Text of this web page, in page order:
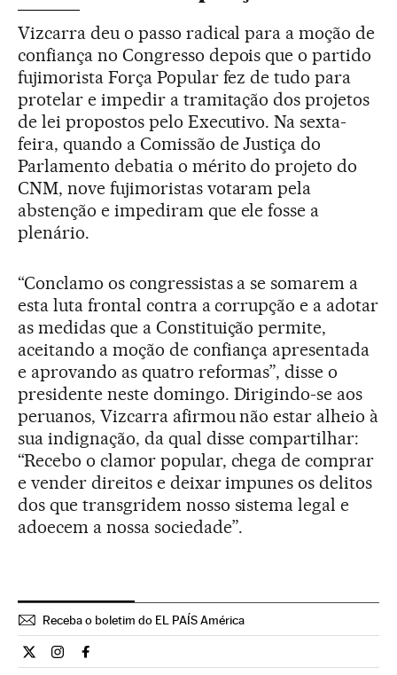
Vizcarra deu o passo radical para a moção de
confiança no Congresso depois que o partido
fujimorista Força Popular fez de tudo para
protelar e impedir a tramitação dos projetos
de lei propostos pelo Executivo. Na sexta-
feira, quando a Comissão de Justiça do
Parlamento debatia o mérito do projeto do
CNM, nove fujimoristas votaram pela
abstenção e impediram que ele fosse a
plenário.
“Conclamo os congressistas a se somarem a
esta luta frontal contra a corrupção e a adotar
as medidas que a Constituição permite,
aceitando a moção de confiança apresentada
e aprovando as quatro reformas”, disse o
presidente neste domingo. Dirigindo-se aos
peruanos, Vizcarra afirmou não estar alheio à
sua indignação, da qual disse compartilhar:
“Recebo o clamor popular, chega de comprar
e vender direitos e deixar impunes os delitos
dos que transgridem nosso sistema legal e
adoecem a nossa sociedade”.
Receba o boletim do EL PAÍS América
Internacional El País Brasil en Twitter
Internacional El País Brasil en Instagram
Internacional El País Brasil en Facebook